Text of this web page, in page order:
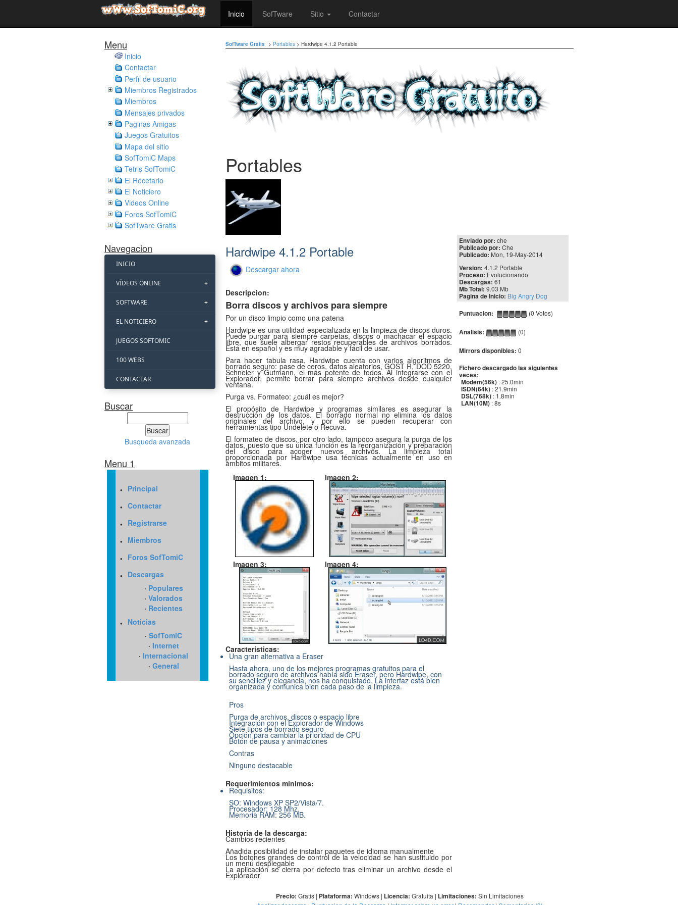
Inicio SofTware Sitio Contactar
Menu
Inicio
Contactar
Perfil de usuario
Miembros Registrados
Miembros
Mensajes privados
Paginas Amigas
Juegos Gratuitos
Mapa del sitio
SofTomiC Maps
Tetris SofTomiC
El Recetario
El Noticiero
Videos Online
Foros SofTomiC
SofTware Gratis
Navegacion
INICIO
VÍDEOS ONLINE
SOFTWARE
EL NOTICIERO
JUEGOS SOFTOMIC
100 WEBS
CONTACTAR
Buscar
Busqueda avanzada
Menu 1
· Principal
· Contactar
· Registrarse
· Miembros
· Foros SofTomiC
· Descargas
· Populares
· Valorados
· Recientes
· Noticias
· SofTomiC
· Internet
· Internacional
· General
SofTware Gratis > Portables > Hardwipe 4.1.2 Portable
Portables
Hardwipe 4.1.2 Portable
Descargar ahora
Descripcion:
Borra discos y archivos para siempre
Por un disco limpio como una patena
Hardwipe es una utilidad especializada en la limpieza de discos duros.
Puede purgar para siempre carpetas, discos o machacar el espacio
libre, que suele albergar restos recuperables de archivos borrados.
Está en español y es muy agradable y fácil de usar.
Para hacer tabula rasa, Hardwipe cuenta con varios algoritmos de
borrado seguro: pase de ceros, datos aleatorios, GOST R, DOD 5220,
Schneier y Gutmann, el más potente de todos. Al integrarse con el
Explorador, permite borrar para siempre archivos desde cualquier
ventana.
Purga vs. Formateo: ¿cuál es mejor?
El propósito de Hardwipe y programas similares es asegurar la
destrucción de los datos. El borrado normal no elimina los datos
originales del archivo, y por ello se pueden recuperar con
herramientas tipo Undelete o Recuva.
El formateo de discos, por otro lado, tampoco asegura la purga de los
datos, puesto que su única función es la reorganización y preparación
del disco para acoger nuevos archivos. La limpieza total
proporcionada por Hardwipe usa técnicas actualmente en uso en
ámbitos militares.
Imagen 1:
Imagen 2:
Imagen 3: Imagen 4:
Características:
Una gran alternativa a Eraser
Hasta ahora, uno de los mejores programas gratuitos para el
borrado seguro de archivos había sido Eraser, pero Hardwipe, con
su sencillez y elegancia, nos ha conquistado. La interfaz está bien
organizada y comunica bien cada paso de la limpieza.
Pros
Purga de archivos, discos o espacio libre
Integración con el Explorador de Windows
Siete tipos de borrado seguro
Opción para cambiar la prioridad de CPU
Botón de pausa y animaciones
Contras
Ninguno destacable
Requerimientos mínimos:
Requisitos:
SO: Windows XP SP2/Vista/7.
Procesador: 128 Mhz.
Memoria RAM: 256 MB.
Historia de la descarga:
Cambios recientes
Añadida posibilidad de instalar paquetes de idioma manualmente
Los botones grandes de control de la velocidad se han sustituido por
un menú desplegable
La aplicación se cierra por defecto tras eliminar un archivo desde el
Explorador
Enviado por: che
Publicado por: Che
Publicado: Mon, 19-May-2014
Version: 4.1.2 Portable
Proceso: Evolucionando
Descargas: 61
Mb Total: 9.03 Mb
Pagina de Inicio: Big Angry Dog
Puntuacion: (0 Votos)
Analisis: (0)
Mirrors disponibles: 0
Fichero descargado las siguientes
veces:
Modem(56k) : 25.0min
ISDN(64k) : 21.9min
DSL(768k) : 1.8min
LAN(10M) : 8s
Precio: Gratis | Plataforma: Windows | Licencia: Gratuita | Limitaciones: Sin Limitaciones